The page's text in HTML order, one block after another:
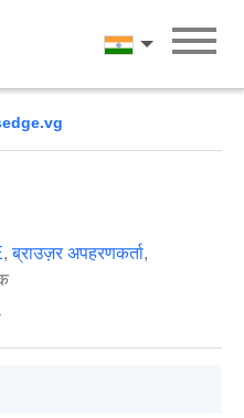
हिन्दी
,ब्राउज़र अपहरणकर्ता,